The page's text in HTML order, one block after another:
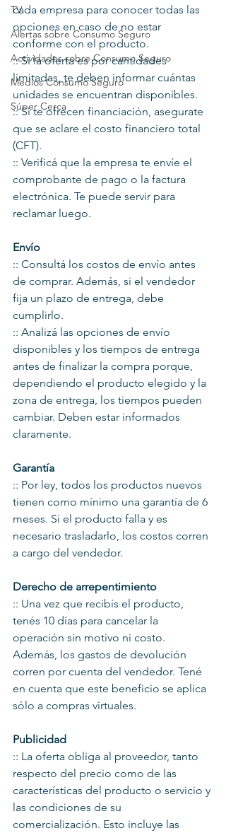
TV
Alertas sobre Consumo Seguro
Actividades sobre Consumo Seguro
Medios Consumo Seguro
Súper Cerca
cada empresa para conocer todas las
opciones en caso de no estar
conforme con el producto.
:: Si la oferta es por cantidades
limitadas, te deben informar cuántas
unidades se encuentran disponibles.
:: Si te ofrecen financiación, asegurate
que se aclare el costo financiero total
(CFT).
:: Verificá que la empresa te envíe el
comprobante de pago o la factura
electrónica. Te puede servir para
reclamar luego.
Envío
:: Consultá los costos de envío antes
de comprar. Además, si el vendedor
fija un plazo de entrega, debe
cumplirlo.
:: Analizá las opciones de envío
disponibles y los tiempos de entrega
antes de finalizar la compra porque,
dependiendo el producto elegido y la
zona de entrega, los tiempos pueden
cambiar. Deben estar informados
claramente.
Garantía
:: Por ley, todos los productos nuevos
tienen como mínimo una garantía de 6
meses. Si el producto falla y es
necesario trasladarlo, los costos corren
a cargo del vendedor.
Derecho de arrepentimiento
:: Una vez que recibís el producto,
tenés 10 días para cancelar la
operación sin motivo ni costo.
Además, los gastos de devolución
corren por cuenta del vendedor. Tené
en cuenta que este beneficio se aplica
sólo a compras virtuales.
Publicidad
:: La oferta obliga al proveedor, tanto
respecto del precio como de las
características del producto o servicio y
las condiciones de su
comercialización. Esto incluye las